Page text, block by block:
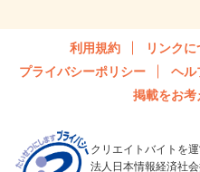
利用規約 リンクに
プライバシーポリシー
ヘル
掲載をお考
クリエイトバイトを
法人日本情報経済社